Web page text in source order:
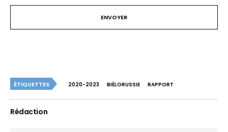
ÉTIQUETTES 2020-2023 BIÉLORUSSIE RAPPORT
Rédaction